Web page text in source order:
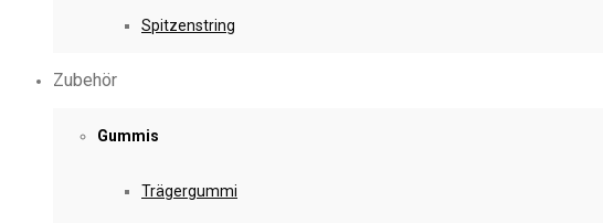
Spitzenstring
Zubehör
Gummis
Trägergummi